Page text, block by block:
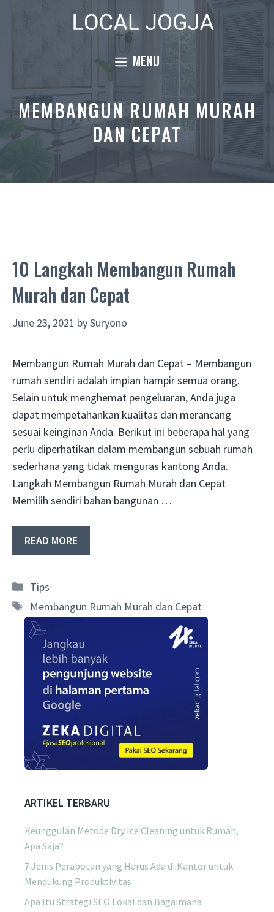
MENU
MEMBANGUN RUMAH MURAH
DAN CEPAT
10 Langkah Membangun Rumah
Murah dan Cepat
June 23, 2021 bySuryono
Membangun Rumah Murah dan Cepat – Membangun
rumah sendiri adalah impian hampir semua orang.
Selain untuk menghemat pengeluaran, Anda juga
dapat mempetahankan kualitas dan merancang
sesuai keinginan Anda. Berikut ini beberapa hal yang
perlu diperhatikan dalam membangun sebuah rumah
sederhana yang tidak menguras kantong Anda.
Langkah Membangun Rumah Murah dan Cepat
Memilih sendiri bahan bangunan …
READ MORE
Categories
Tips
Tags
Membangun Rumah Murah dan Cepat
ARTIKEL TERBARU
Keunggulan Metode Dry Ice Cleaning untuk Rumah,
Apa Saja?
7 Jenis Perabotan yang Harus Ada di Kantor untuk
Mendukung Produktivitas
Apa Itu Strategi SEO Lokal dan Bagaimana